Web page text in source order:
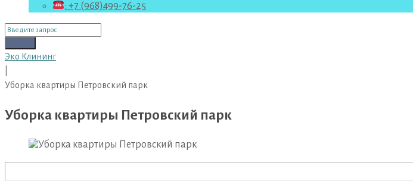
: +7 (968)499-76-25
Поиск
для:
Эко Клининг
Уборка квартиры Петровский парк
Уборка квартиры Петровский парк